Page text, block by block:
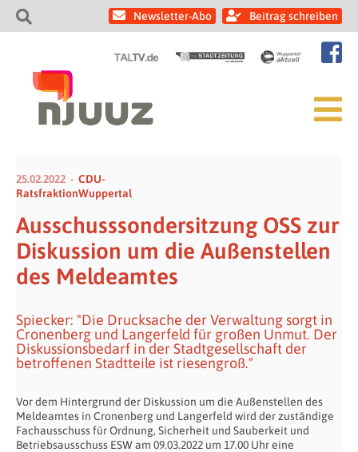
Newsletter-Abo Beitrag schreiben
25.02.2022
CDU-
RatsfraktionWuppertal
Ausschusssondersitzung OSS zur
Diskussion um die Außenstellen
des Meldeamtes
Spiecker: "Die Drucksache der Verwaltung sorgt in
Cronenberg und Langerfeld für großen Unmut. Der
Diskussionsbedarf in der Stadtgesellschaft der
betroffenen Stadtteile ist riesengroß."
Vor dem Hintergrund der Diskussion um die Außenstellen des
Meldeamtes in Cronenberg und Langerfeld wird der zuständige
Fachausschuss für Ordnung, Sicherheit und Sauberkeit und
Betriebsausschuss ESW am 09.03.2022 um 17.00 Uhr eine